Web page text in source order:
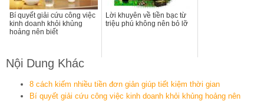
Bí quyết giải cứu công việc
kinh doanh khỏi khủng
hoảng nên biết
Lời khuyên về tiền bạc từ
triệu phú không nên bỏ lỡ
Nội Dung Khác
8 cách kiếm nhiều tiền đơn giản giúp tiết kiệm thời gian
Bí quyết giải cứu công việc kinh doanh khỏi khủng hoảng nên